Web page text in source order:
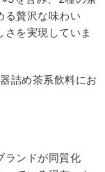
る贅沢な味わい
を実現していま
詰め茶系飲料にお
ランドが同質化